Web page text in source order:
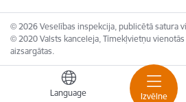
Izvēlne
Language
© 2026 Veselības inspekcija, publicētā satura
© 2020 Valsts kanceleja, Tīmekļvietņu
aizsargātas.